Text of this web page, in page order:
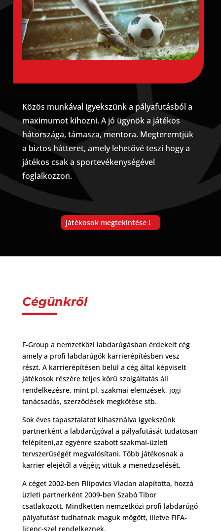
Közös munkával igyekszünk a pályafutásból a
maximumot kihozni. A jó ügynök a játékos
hátországa, támasza, mentora. Megteremtjük
a biztos hátteret, amely lehetővé teszi hogy a
játékos csak a sportevékenységével
foglalkozzon.
Játékosok megtekintése
Cégünkről
F-Group a nemzetközi labdarúgásban érdekelt cég
amely a profi labdarúgók karrierépítésben vesz
részt. A karrierépítésen belül a cég által képviselt
játékosok részére teljes körű szolgáltatás áll
rendelkezésre, mint pl. szakmai elemzések, jogi
tanácsadás, szerződések megkötése stb.
Sok éves tapasztalatot kihasználva igyekszünk
partnerként a labdarúgóval a pályafutását tudatosan
felépíteni,az egyénre szabott szakmai-üzleti
tervszerűségét megvalósítani. Több játékosnak a
karrier elejétől a végéig vittük a menedzselését.
A céget 2002-ben Filipovics Vladan alapította, hozzá
üzleti partnerként 2009-ben Szabó Tibor
csatlakozott. Mindketten nemzetközi profi labdarúgó
pályafutást tudhatnak maguk mögött, illetve FIFA-
licenc-szel rendelkeznek.